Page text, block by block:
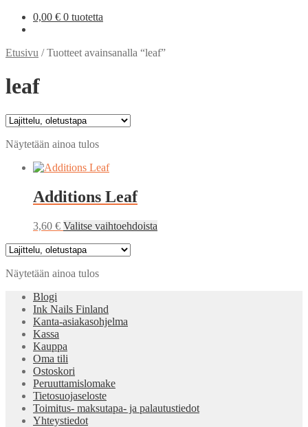
0,00 € 0 tuotetta
Etusivu /Tuotteet avainsanalla “leaf”
leaf
Näytetään ainoa tulos
Additions Leaf
3,60 € Valitse vaihtoehdoista
Näytetään ainoa tulos
Blogi
Ink Nails Finland
Kanta-asiakasohjelma
Kassa
Kauppa
Oma tili
Ostoskori
Peruuttamislomake
Tietosuojaseloste
Toimitus- maksutapa- ja palautustiedot
Yhteystiedot